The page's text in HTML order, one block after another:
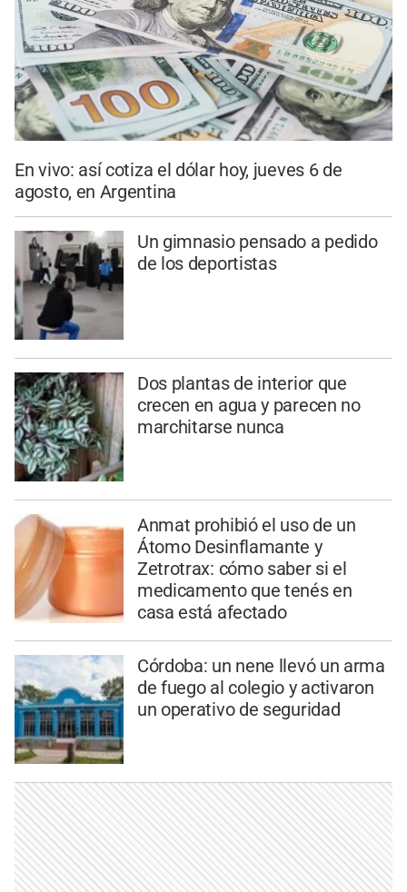
En vivo: así cotiza el dólar hoy, jueves 6 de
agosto, en Argentina
Un gimnasio pensado a pedido
de los deportistas
Dos plantas de interior que
crecen en agua y parecen no
marchitarse nunca
Anmat prohibió el uso de un
Átomo Desinflamante y
Zetrotrax: cómo saber si el
medicamento que tenés en
casa está afectado
Córdoba: un nene llevó un arma
de fuego al colegio y activaron
un operativo de seguridad